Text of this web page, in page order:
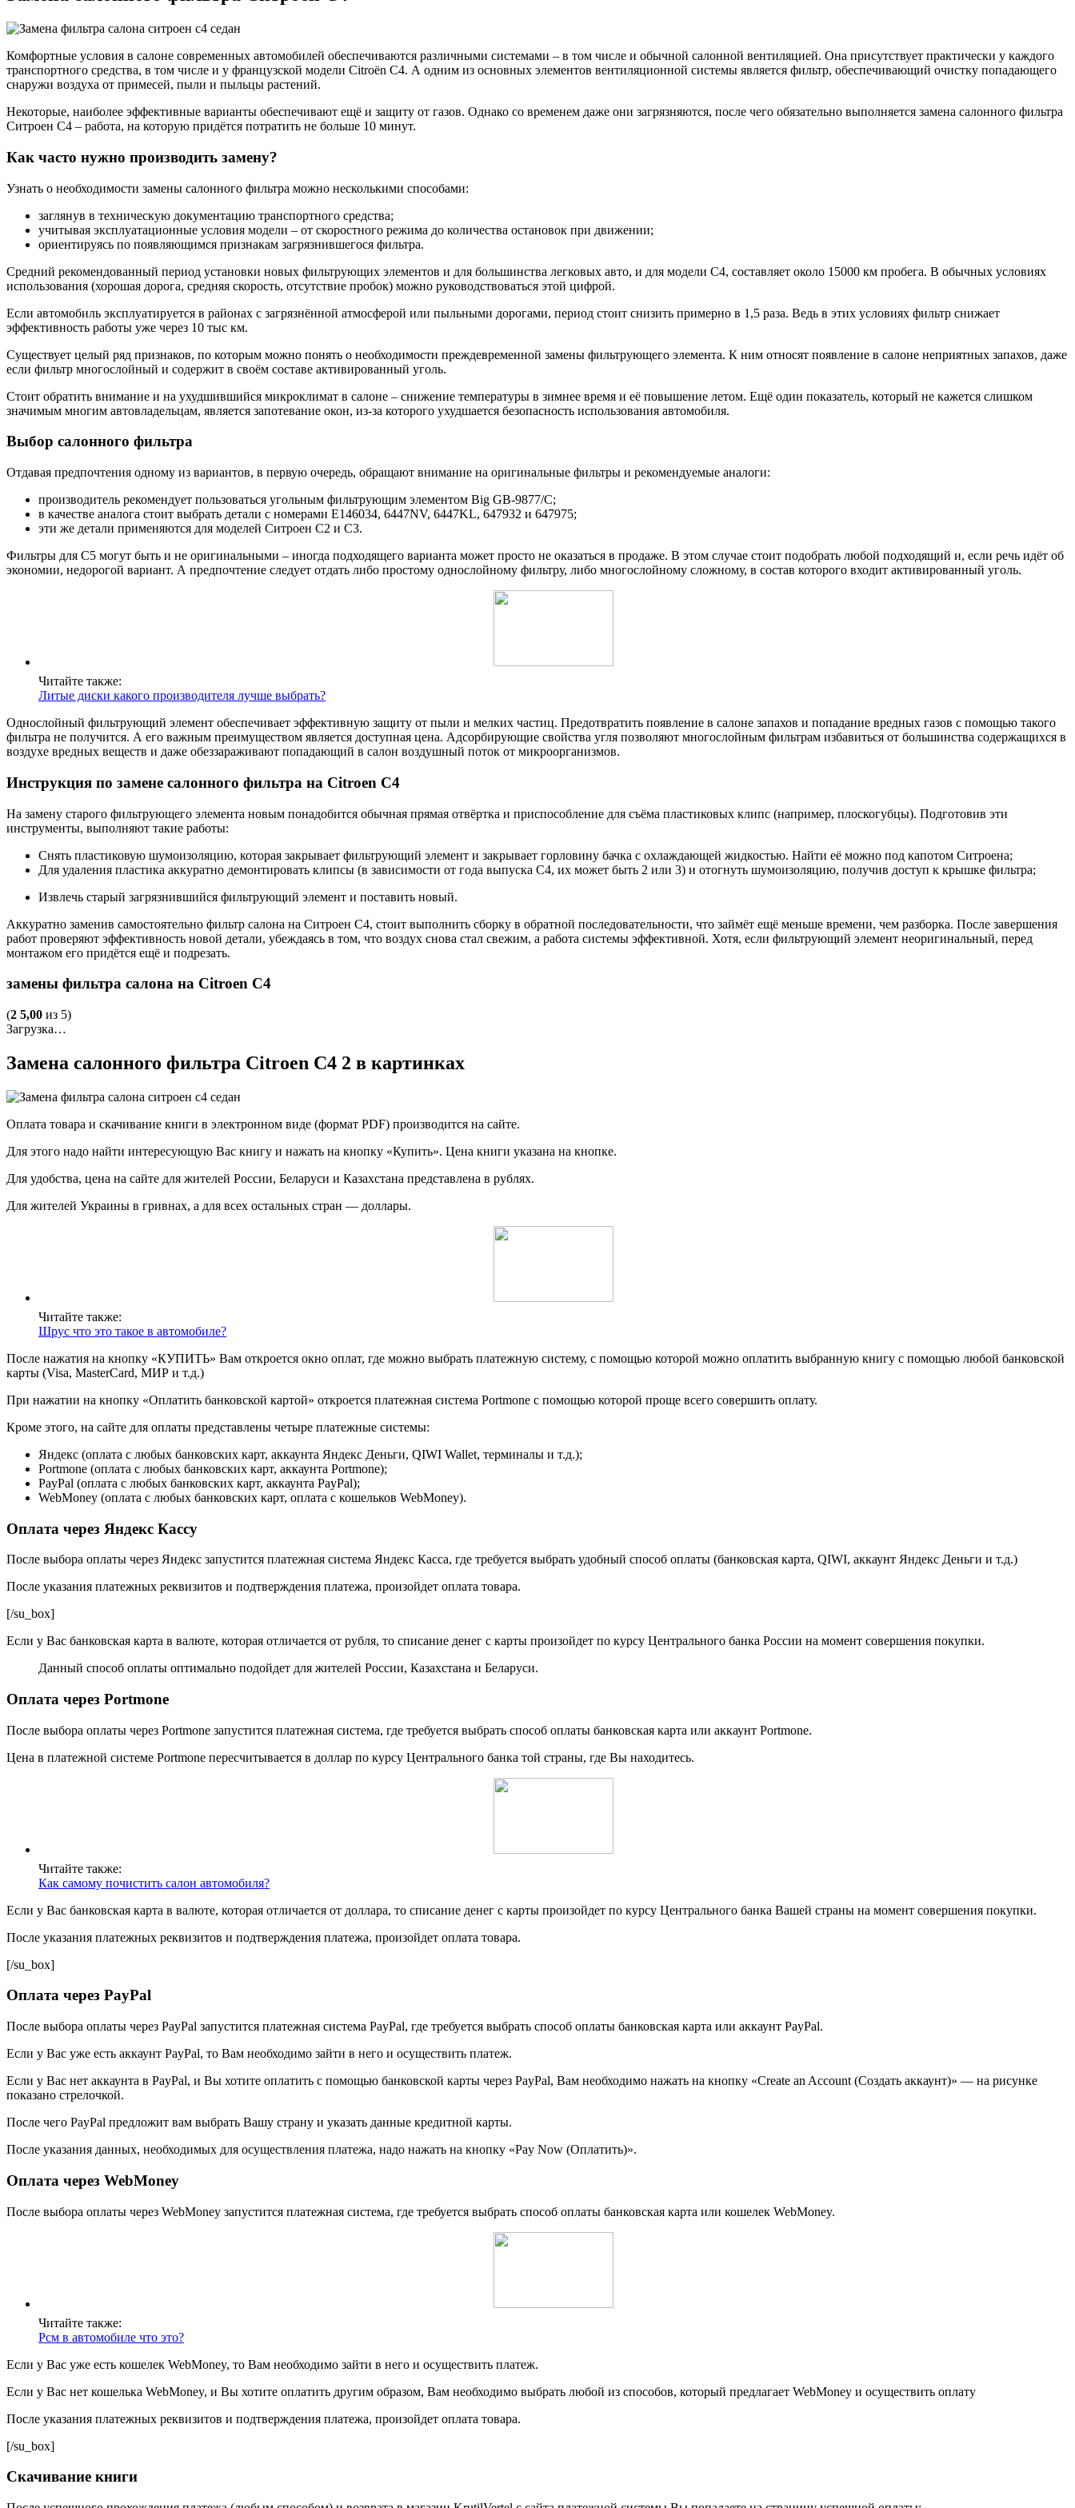
Комфортные условия в салоне современных автомобилей обеспечиваются различными системами – в том числе и обычной салонной вентиляцией. Она присутствует практически у каждого
транспортного средства, в том числе и у французской модели Citroën C4. А одним из основных элементов вентиляционной системы является фильтр, обеспечивающий очистку попадающего
снаружи воздуха от примесей, пыли и пыльцы растений.
Некоторые, наиболее эффективные варианты обеспечивают ещё и защиту от газов. Однако со временем даже они загрязняются, после чего обязательно выполняется замена салонного фильтра
Ситроен С4 – работа, на которую придётся потратить не больше 10 минут.
Как часто нужно производить замену?
Узнать о необходимости замены салонного фильтра можно несколькими способами:
заглянув в техническую документацию транспортного средства;
учитывая эксплуатационные условия модели – от скоростного режима до количества остановок при движении;
ориентируясь по появляющимся признакам загрязнившегося фильтра.
Средний рекомендованный период установки новых фильтрующих элементов и для большинства легковых авто, и для модели C4, составляет около 15000 км пробега. В обычных условиях
использования (хорошая дорога, средняя скорость, отсутствие пробок) можно руководствоваться этой цифрой.
Если автомобиль эксплуатируется в районах с загрязнённой атмосферой или пыльными дорогами, период стоит снизить примерно в 1,5 раза. Ведь в этих условиях фильтр снижает
эффективность работы уже через 10 тыс км.
Существует целый ряд признаков, по которым можно понять о необходимости преждевременной замены фильтрующего элемента. К ним относят появление в салоне неприятных запахов, даже
если фильтр многослойный и содержит в своём составе активированный уголь.
Стоит обратить внимание и на ухудшившийся микроклимат в салоне – снижение температуры в зимнее время и её повышение летом. Ещё один показатель, который не кажется слишком
значимым многим автовладельцам, является запотевание окон, из-за которого ухудшается безопасность использования автомобиля.
Выбор салонного фильтра
Отдавая предпочтения одному из вариантов, в первую очередь, обращают внимание на оригинальные фильтры и рекомендуемые аналоги:
производитель рекомендует пользоваться угольным фильтрующим элементом Big GB-9877/C;
в качестве аналога стоит выбрать детали с номерами E146034, 6447NV, 6447KL, 647932 и 647975;
эти же детали применяются для моделей Ситроен C2 и C3.
Фильтры для С5 могут быть и не оригинальными – иногда подходящего варианта может просто не оказаться в продаже. В этом случае стоит подобрать любой подходящий и, если речь идёт об
экономии, недорогой вариант. А предпочтение следует отдать либо простому однослойному фильтру, либо многослойному сложному, в состав которого входит активированный уголь.
Читайте также:
Литые диски какого производителя лучше выбрать?
Однослойный фильтрующий элемент обеспечивает эффективную защиту от пыли и мелких частиц. Предотвратить появление в салоне запахов и попадание вредных газов с помощью такого
фильтра не получится. А его важным преимуществом является доступная цена. Адсорбирующие свойства угля позволяют многослойным фильтрам избавиться от большинства содержащихся в
воздухе вредных веществ и даже обеззараживают попадающий в салон воздушный поток от микроорганизмов.
Инструкция по замене салонного фильтра на Citroen C4
На замену старого фильтрующего элемента новым понадобится обычная прямая отвёртка и приспособление для съёма пластиковых клипс (например, плоскогубцы). Подготовив эти
инструменты, выполняют такие работы:
Снять пластиковую шумоизоляцию, которая закрывает фильтрующий элемент и закрывает горловину бачка с охлаждающей жидкостью. Найти её можно под капотом Ситроена;
Для удаления пластика аккуратно демонтировать клипсы (в зависимости от года выпуска С4, их может быть 2 или 3) и отогнуть шумоизоляцию, получив доступ к крышке фильтра;
Извлечь старый загрязнившийся фильтрующий элемент и поставить новый.
Аккуратно заменив самостоятельно фильтр салона на Ситроен С4, стоит выполнить сборку в обратной последовательности, что займёт ещё меньше времени, чем разборка. После завершения
работ проверяют эффективность новой детали, убеждаясь в том, что воздух снова стал свежим, а работа системы эффективной. Хотя, если фильтрующий элемент неоригинальный, перед
монтажом его придётся ещё и подрезать.
замены фильтра салона на Citroen C4
(2 5,00 из 5)
Загрузка…
Замена салонного фильтра Citroen C4 2 в картинках
Оплата товара и скачивание книги в электронном виде (формат PDF) производится на сайте.
Для этого надо найти интересующую Вас книгу и нажать на кнопку «Купить». Цена книги указана на кнопке.
Для удобства, цена на сайте для жителей России, Беларуси и Казахстана представлена в рублях.
Для жителей Украины в гривнах, а для всех остальных стран — доллары.
Читайте также:
Шрус что это такое в автомобиле?
После нажатия на кнопку «КУПИТЬ» Вам откроется окно оплат, где можно выбрать платежную систему, с помощью которой можно оплатить выбранную книгу с помощью любой банковской
карты (Visa, MasterCard, МИР и т.д.)
При нажатии на кнопку «Оплатить банковской картой» откроется платежная система Portmone с помощью которой проще всего совершить оплату.
Кроме этого, на сайте для оплаты представлены четыре платежные системы:
Яндекс (оплата с любых банковских карт, аккаунта Яндекс Деньги, QIWI Wallet, терминалы и т.д.);
Portmone (оплата с любых банковских карт, аккаунта Portmone);
PayPal (оплата с любых банковских карт, аккаунта PayPal);
WebMoney (оплата с любых банковских карт, оплата с кошельков WebMoney).
Оплата через Яндекс Кассу
После выбора оплаты через Яндекс запустится платежная система Яндекс Касса, где требуется выбрать удобный способ оплаты (банковская карта, QIWI, аккаунт Яндекс Деньги и т.д.)
После указания платежных реквизитов и подтверждения платежа, произойдет оплата товара.
[/su_box]
Если у Вас банковская карта в валюте, которая отличается от рубля, то списание денег с карты произойдет по курсу Центрального банка России на момент совершения покупки.
Данный способ оплаты оптимально подойдет для жителей России, Казахстана и Беларуси.
Оплата через Portmone
После выбора оплаты через Portmone запустится платежная система, где требуется выбрать способ оплаты банковская карта или аккаунт Portmone.
Цена в платежной системе Portmone пересчитывается в доллар по курсу Центрального банка той страны, где Вы находитесь.
Читайте также:
Как самому почистить салон автомобиля?
Если у Вас банковская карта в валюте, которая отличается от доллара, то списание денег с карты произойдет по курсу Центрального банка Вашей страны на момент совершения покупки.
После указания платежных реквизитов и подтверждения платежа, произойдет оплата товара.
[/su_box]
Оплата через PayPal
После выбора оплаты через PayPal запустится платежная система PayPal, где требуется выбрать способ оплаты банковская карта или аккаунт PayPal.
Если у Вас уже есть аккаунт PayPal, то Вам необходимо зайти в него и осуществить платеж.
Если у Вас нет аккаунта в PayPal, и Вы хотите оплатить с помощью банковской карты через PayPal, Вам необходимо нажать на кнопку «Create an Account (Создать аккаунт)» — на рисунке
показано стрелочкой.
После чего PayPal предложит вам выбрать Вашу страну и указать данные кредитной карты.
После указания данных, необходимых для осуществления платежа, надо нажать на кнопку «Pay Now (Оплатить)».
Оплата через WebMoney
После выбора оплаты через WebMoney запустится платежная система, где требуется выбрать способ оплаты банковская карта или кошелек WebMoney.
Читайте также:
Рсм в автомобиле что это?
Если у Вас уже есть кошелек WebMoney, то Вам необходимо зайти в него и осуществить платеж.
Если у Вас нет кошелька WebMoney, и Вы хотите оплатить другим образом, Вам необходимо выбрать любой из способов, который предлагает WebMoney и осуществить оплату
После указания платежных реквизитов и подтверждения платежа, произойдет оплата товара.
[/su_box]
Скачивание книги